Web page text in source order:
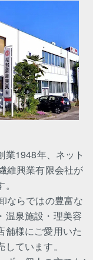
業1948年、ネット
維興業有限会社が
ならではの豊富な
温泉施設・理美容
舗様にご愛用いた
ています。